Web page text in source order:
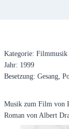
Kategorie: Filmmusik
Jahr: 1999
Besetzung: Gesang,
Musik zum Film von
Roman von Albert